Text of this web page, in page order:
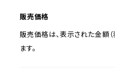
販売価格
販売価格は、表示された金額
ます。